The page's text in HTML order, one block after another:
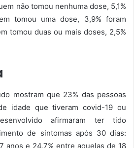
não tomou nenhuma dose, 5,1%
tomou uma dose, 3,9% foram
tomou duas ou mais doses, 2,5%
mostram que 23% das pessoas
idade que tiveram covid-19 ou
afirmaram ter tido
de sintomas após 30 dias:
anos e 24,7% entre aquelas de 18